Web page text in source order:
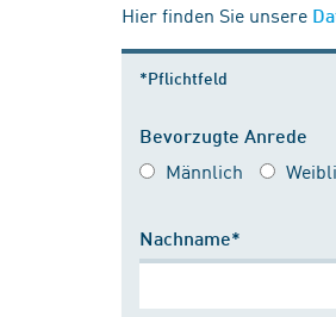
Hier finden Sie unsere
*Pflichtfeld
Bevorzugte Anrede
Männlich
Nachname*